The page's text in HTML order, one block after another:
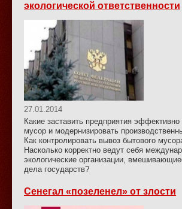
экологической ответственности
27.01.2014
Какие заставить предприятия
мусор и модернизировать
Как контролировать вывоз бытового
Насколько корректно ведут себя
экологические организации,
дела государств?
Сенегал «позеленел» от злости